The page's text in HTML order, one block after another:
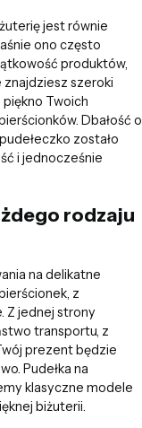
jest równie
ono często
produktów,
znajdziesz szeroki
Twoich
Dbałość o
zostało
i jednocześnie
rodzaju
na delikatne
z
Z jednej strony
transportu, z
prezent będzie
Pudełka na
klasyczne modele
biżuterii.